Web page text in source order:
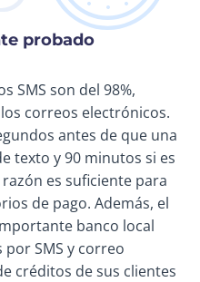
probado
SMS son del 98%,
correos electrónicos.
antes de que una
texto y 90 minutos si es
es suficiente para
de pago. Además, el
banco local
SMS y correo
créditos de sus clientes